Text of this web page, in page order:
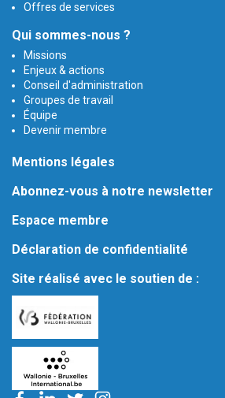
Offres de services
Qui sommes-nous ?
Missions
Enjeux & actions
Conseil d'administration
Groupes de travail
Équipe
Devenir membre
Mentions légales
Abonnez-vous à notre newsletter
Espace membre
Déclaration de confidentialité
Site réalisé avec le soutien de :